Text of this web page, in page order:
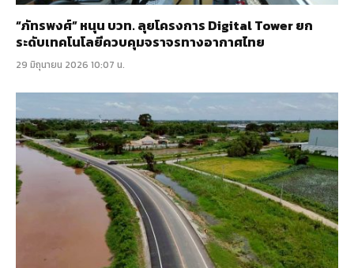
“ภัทรพงศ์” หนุน บวท. ลุยโครงการ Digital Tower ยก
ระดับเทคโนโลยีควบคุมจราจรทางอากาศไทย
29 มิถุนายน 2026 10:07 น.